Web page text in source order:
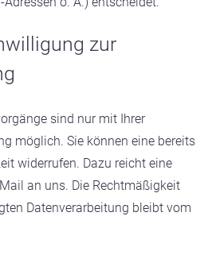
zur
sind nur mit Ihrer
möglich. Sie können eine bereits
widerrufen. Dazu reicht eine
an uns. Die Rechtmäßigkeit
Datenverarbeitung bleibt vom